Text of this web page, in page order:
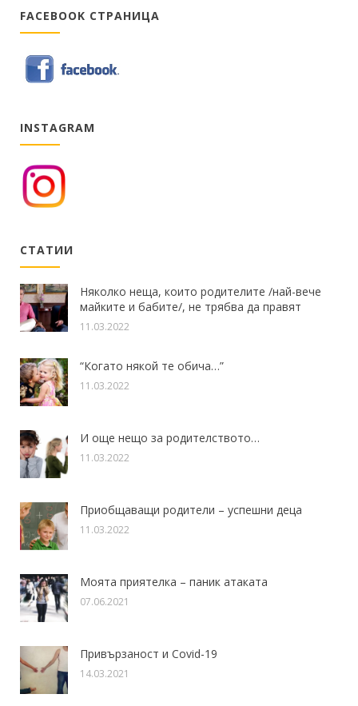
FACEBOOK СТРАНИЦА
INSTAGRAM
СТАТИИ
Няколко неща, които родителите /най-вече
майките и бабите/, не трябва да правят
11.03.2022
“Когато някой те обича…”
11.03.2022
И още нещо за родителството…
11.03.2022
Приобщаващи родители – успешни деца
11.03.2022
Моята приятелка – паник атаката
07.06.2021
Привързаност и Covid-19
14.03.2021